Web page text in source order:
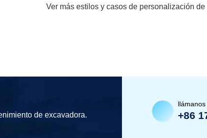
Ver más estilos y casos de personalización de
de excavadora.
+86